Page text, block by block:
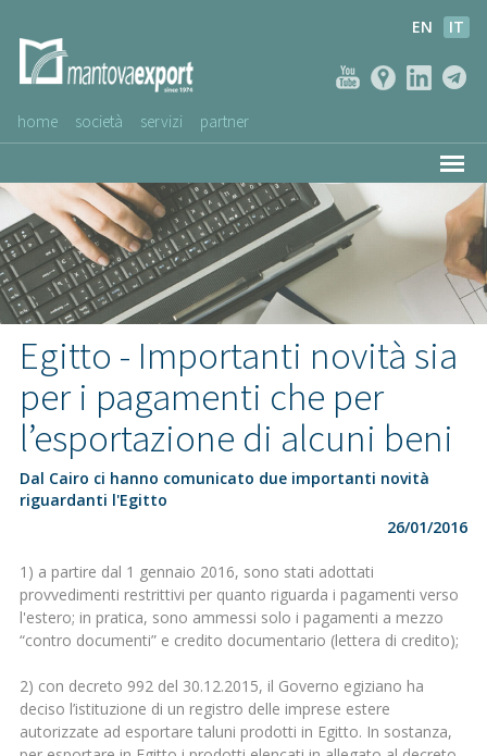
EN IT
home società servizi partner
AZIENDE CLIENTI
NEWS
VIDEO
SERVIZIO CLIENTI
Egitto - Importanti novità sia
per i pagamenti che per
l’esportazione di alcuni beni
Dal Cairo ci hanno comunicato due importanti novità
riguardanti l'Egitto
26/01/2016
1) a partire dal 1 gennaio 2016, sono stati adottati
provvedimenti restrittivi per quanto riguarda i pagamenti verso
l'estero; in pratica, sono ammessi solo i pagamenti a mezzo
“contro documenti” e credito documentario (lettera di credito);
2) con decreto 992 del 30.12.2015, il Governo egiziano ha
deciso l’istituzione di un registro delle imprese estere
autorizzate ad esportare taluni prodotti in Egitto. In sostanza,